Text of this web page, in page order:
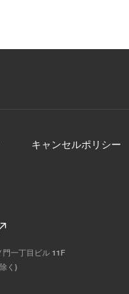
キャンセルポリシー
門一丁目ビル 11F
く)